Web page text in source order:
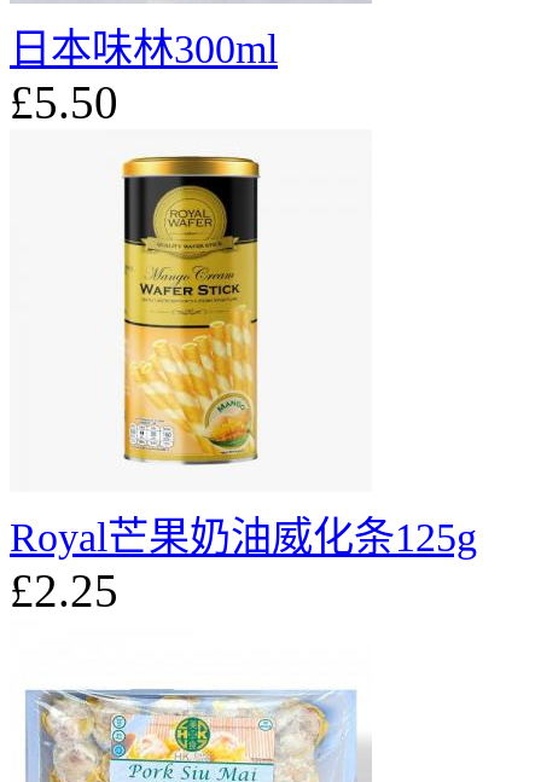
日本味林300ml
£5.50
Royal芒果奶油威化条125g
£2.25